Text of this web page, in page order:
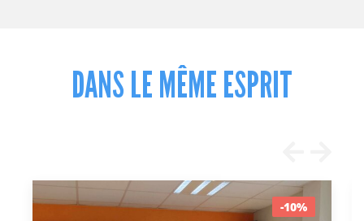
DANS LE MÊME ESPRIT
OFFRE SPÉCIALE